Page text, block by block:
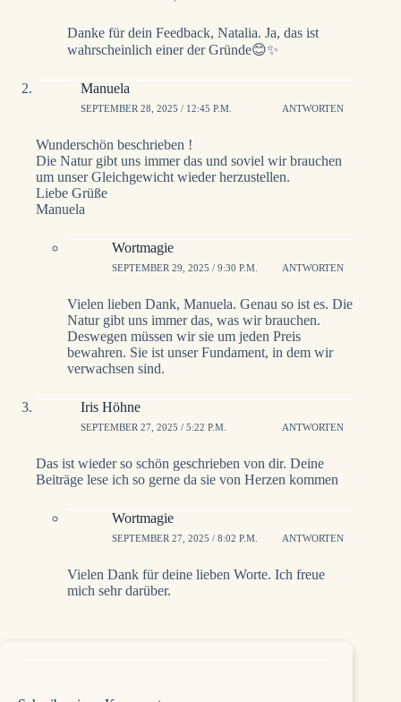
Danke für dein Feedback, Natalia. Ja, das ist
wahrscheinlich einer der Gründe😊✨️
Manuela
SEPTEMBER 28, 2025 / 12:45 P.M. ANTWORTEN
Wunderschön beschrieben !
Die Natur gibt uns immer das und soviel wir brauchen
um unser Gleichgewicht wieder herzustellen.
Liebe Grüße
Manuela
Wortmagie
SEPTEMBER 29, 2025 / 9:30 P.M. ANTWORTEN
Vielen lieben Dank, Manuela. Genau so ist es. Die
Natur gibt uns immer das, was wir brauchen.
Deswegen müssen wir sie um jeden Preis
bewahren. Sie ist unser Fundament, in dem wir
verwachsen sind.
Iris Höhne
SEPTEMBER 27, 2025 / 5:22 P.M. ANTWORTEN
Das ist wieder so schön geschrieben von dir. Deine
Beiträge lese ich so gerne da sie von Herzen kommen
Wortmagie
SEPTEMBER 27, 2025 / 8:02 P.M. ANTWORTEN
Vielen Dank für deine lieben Worte. Ich freue
mich sehr darüber.